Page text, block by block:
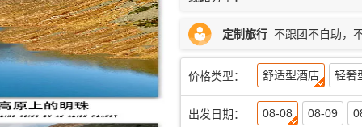
定制旅行 不跟团不自助，
价格类型： 舒适型酒店 轻奢
出发日期： 08-08 08-09